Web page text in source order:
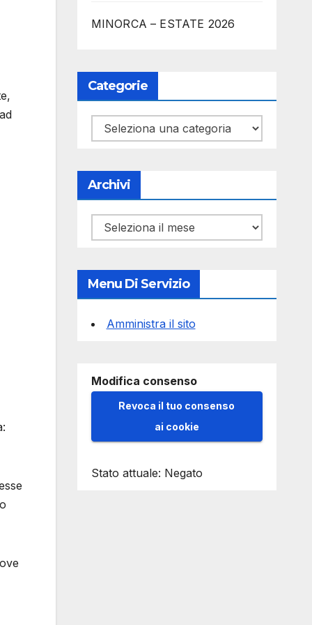
MINORCA – ESTATE 2026
Categorie
Categorie
Archivi
Archivi
Menu Di Servizio
Amministra il sito
Modifica consenso
Revoca il tuo consenso
ai cookie
Stato attuale: Negato